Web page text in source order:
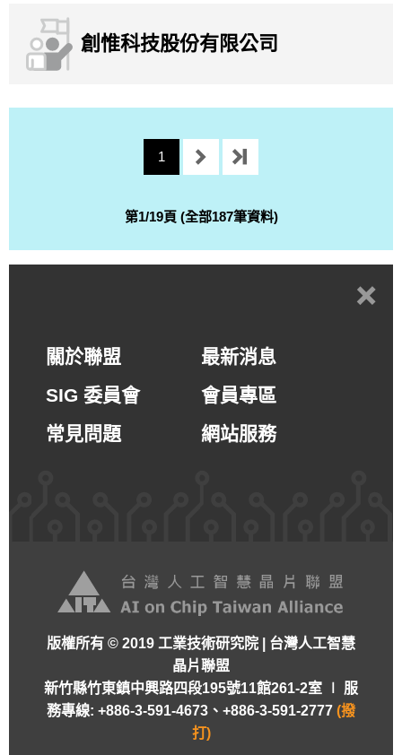
創惟科技股份有限公司
1
第1/19頁 (全部187筆資料)
+
關於聯盟
最新消息
SIG 委員會
會員專區
常見問題
網站服務
版權所有 © 2019 工業技術研究院 | 台灣人工智慧
晶片聯盟
新竹縣竹東鎮中興路四段195號11館261-2室 ∣ 服
務專線: +886-3-591-4673、+886-3-591-2777 (撥
打)